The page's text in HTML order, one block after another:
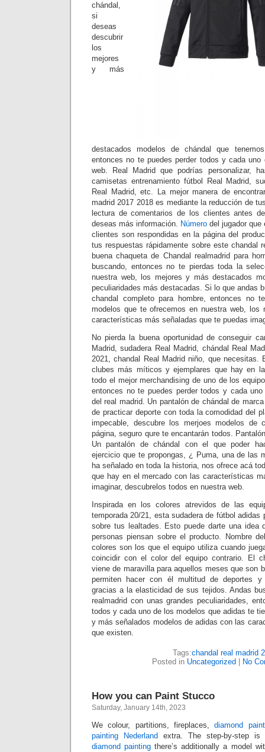
chándal,
si
deseas
descubrir
los
mejores
y más
destacados modelos de chándal que
entonces no te puedes perder todos y cada
web. Real Madrid que podrías personalizar,
camisetas entrenamiento fútbol Real Madrid,
Real Madrid, etc. La mejor manera de
madrid 2017 2018 es mediante la reducción de
lectura de comentarios de los clientes antes
deseas más información. Número del jugador que
clientes son respondidas en la página del
tus respuestas rápidamente sobre este chandal
buena chaqueta de Chandal realmadrid para
buscando, entonces no te pierdas toda la
nuestra web, los mejores y más destacados
peculiaridades más destacadas. Si lo que andas
chandal completo para hombre, entonces no
modelos que te ofrecemos en nuestra web, los
características más señaladas que te puedas
No pierda la buena oportunidad de conseguir
Madrid, sudadera Real Madrid, chándal Real
2021, chandal Real Madrid niño, que necesitas.
clubes más míticos y ejemplares que hay en
todo el mejor merchandising de uno de los
entonces no te puedes perder todos y cada
del real madrid. Un pantalón de chándal de
de practicar deporte con toda la comodidad del
impecable, descubre los merjoes modelos de
página, seguro qure te encantarán todos.
Un pantalón de chándal con el que poder
ejercicio que te propongas, ¿ Puma, una de las
ha señalado en toda la historia, nos ofrece acá
que hay en el mercado con las características
imaginar, descubrelos todos en nuestra web.
Inspirada en los colores atrevidos de las
temporada 20/21, esta sudadera de fútbol adidas
sobre tus lealtades. Esto puede darte una
personas piensan sobre el producto. Nombre
colores son los que el equipo utiliza cuando
coincidir con el color del equipo contrario. El
viene de maravilla para aquellos meses que son
permiten hacer con él multitud de deportes y
gracias a la elasticidad de sus tejidos. Andas
realmadrid con unas grandes peculiaridades,
todos y cada uno de los modelos que adidas te
y más señalados modelos de adidas con las
que existen.
Tags:chandal real madrid
Posted in Uncategorized No
How you can Paint Stucco
Saturday, January 14th, 2023
We colour, partitions, fireplaces,diamond
painting Nederland extra. The step-by-step
diamond painting there’s additionally a model